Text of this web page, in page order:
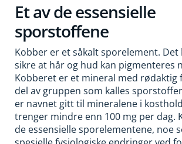
Et av de essensielle
sporstoffene
Kobber er et såkalt sporelement.
sikre at hår og hud kan pigmenteres
Kobberet er et mineral med rødaktig
del av gruppen som kalles
er navnet gitt til mineralene i
trenger mindre enn 100 mg per dag.
de essensielle sporelementene, noe